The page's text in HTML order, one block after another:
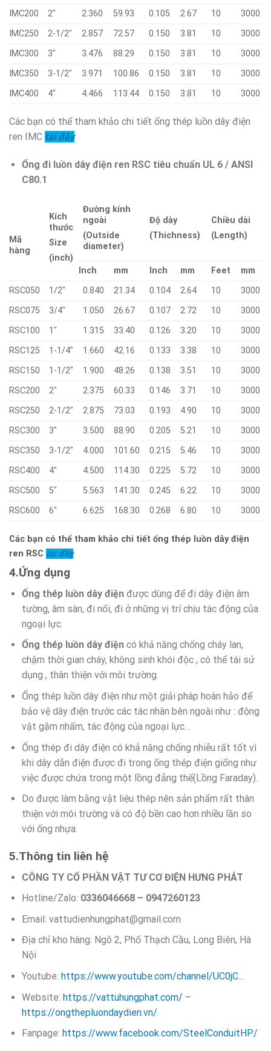
IMC200
2″ 2.360 59.93 0.105 2.67 10
3000
IMC250
2-1/2″ 2.857 72.57 0.150 3.81 10
3000
IMC300
3″ 3.476 88.29 0.150 3.81 10
3000
IMC350
3-1/2″ 3.971 100.86 0.150 3.81 10
3000
IMC400
4″ 4.466 113.44 0.150 3.81 10 3000
Các bạn có thể tham khảo chi tiết ống thép luồn dây điện
ren IMC tại đây
Ống đi luồn dây điện ren RSC tiêu chuẩn UL 6 / ANSI
C80.1
Mã
hàng
Kích
thước
Size
(inch)
Đường kính
ngoài
(Outside
diameter)
Độ dày
(Thichness)
Chiều dài
(Length)
Inch mm Inch mm Feet
mm
RSC050
1/2″ 0.840 21.34 0.104 2.64 10
3000
RSC075
3/4″ 1.050 26.67 0.107 2.72 10
3000
RSC100
1″ 1.315 33.40 0.126 3.20 10
3000
RSC125
1-1/4″ 1.660 42.16 0.133 3.38 10
3000
RSC150
1-1/2″ 1.900 48.26 0.138 3.51 10
3000
RSC200
2″ 2.375 60.33 0.146 3.71 10
3000
RSC250
2-1/2″ 2.875 73.03 0.193 4.90 10
3000
RSC300
3″ 3.500 88.90 0.205 5.21 10
3000
RSC350
3-1/2″ 4.000 101.60 0.215 5.46 10
3000
RSC400
4″ 4.500 114.30 0.225 5.72 10
3000
RSC500
5″ 5.563 141.30 0.245 6.22 10
3000
RSC600
6″ 6.625 168.30 0.268 6.80 10 3000
Các bạn có thể tham khảo chi tiết ống thép luồn dây điện
ren RSC tại đây
4.Ứng dụng
Ống thép luồn dây điệnđược dùng để đi dây điện âm
tường, âm sàn, đi nổi, đi ở những vị trí chịu tác động của
ngoại lực.
Ống thép luồn dây điện có khả năng chống cháy lan,
chậm thời gian cháy, không sinh khói độc , có thể tái sử
dụng , thân thiện với môi trường.
Ống thép luồn dây điện như một giải pháp hoàn hảo để
bảo vệ dây điện trước các tác nhân bên ngoài như : động
vật gặm nhấm, tác động của ngoại lực…
Ống thép đi dây điện có khả năng chống nhiễu rất tốt vì
khi dây dẫn điện được đi trong ống thép điện giống như
việc được chứa trong một lồng đẳng thế(Lồng Faraday).
Do được làm bằng vật liệu thép nên sản phẩm rất thân
thiện với môi trường và có độ bền cao hơn nhiều lần so
với ống nhựa.
5.Thông tin liên hệ
CÔNG TY CỔ PHẦN VẬT TƯ CƠ ĐIỆN HƯNG PHÁT
Hotline/Zalo: 0336046668 – 0947260123
Email: vattudienhungphat@gmail.com
Địa chỉ kho hàng: Ngõ 2, Phố Thạch Cầu, Long Biên, Hà
Nội
Youtube: https://www.youtube.com/channel/UC0jC...
Website: https://vattuhungphat.com/ –
https://ongthepluondaydien.vn/
Fanpage: https://www.facebook.com/SteelConduitHP/